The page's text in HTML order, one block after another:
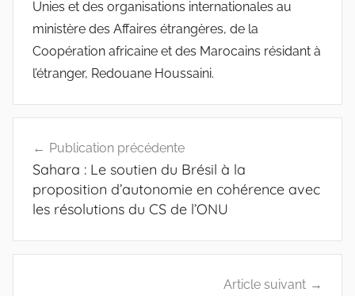
de
l’article
Publication précédente
Sahara : Le soutien du Brésil à la
proposition d’autonomie en cohérence avec
les résolutions du CS de l’ONU
Article suivant